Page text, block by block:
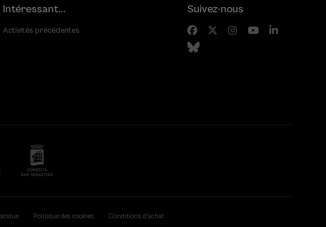
Intéressant...
Activités précédentes
Suivez-nous
Politique des cookies Conditions d'achat